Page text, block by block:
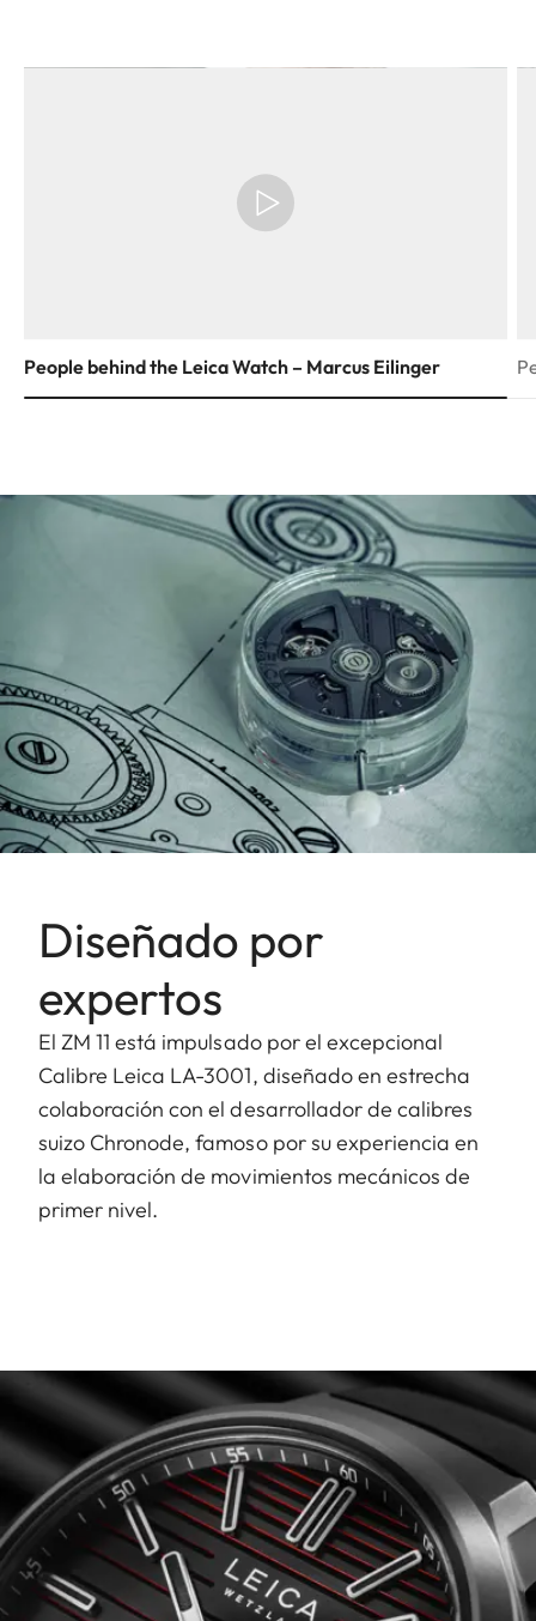
People behind the Leica Watch – Marcus Eilinger
Diseñado por
expertos
El ZM 11 está impulsado por el excepcional
Calibre Leica LA-3001, diseñado en estrecha
colaboración con el desarrollador de calibres
suizo Chronode, famoso por su experiencia en
la elaboración de movimientos mecánicos de
primer nivel.